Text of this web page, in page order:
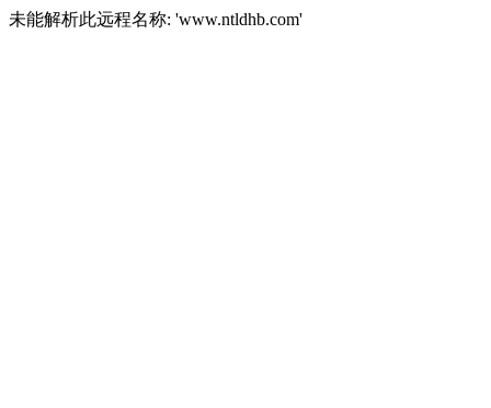
未能解析此远程名称: 'www.ntldhb.com'